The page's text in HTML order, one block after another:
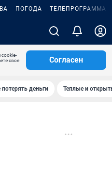
ПОГОДА ТЕЛЕПРОГРАММА
свое
Согласен
деньги Теплые и